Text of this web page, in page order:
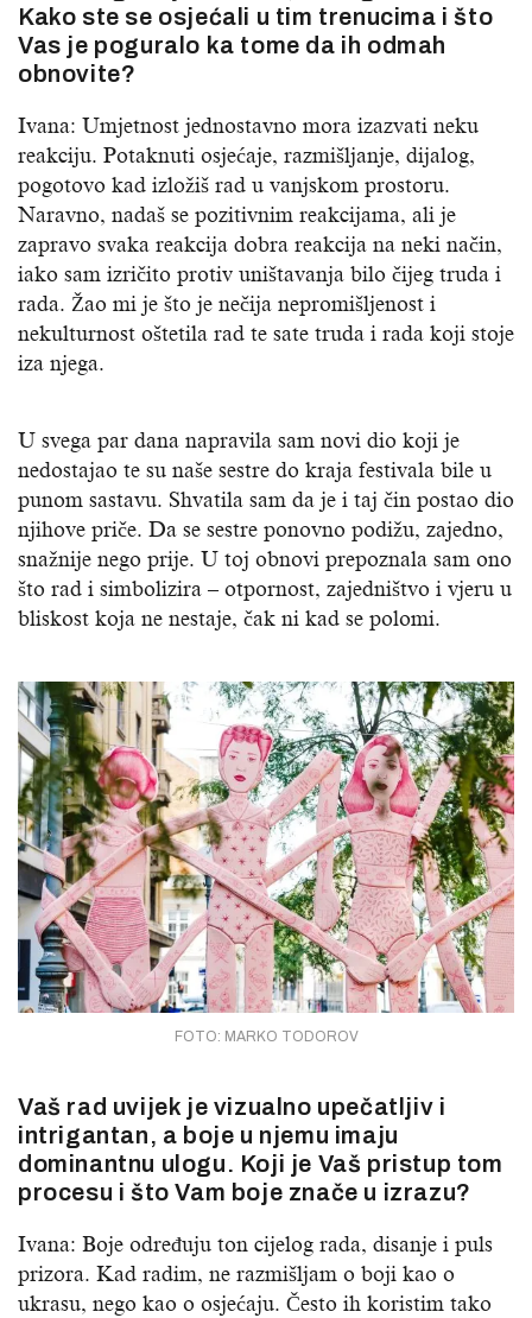
Kako ste se osjećali u tim trenucima i što
Vas je poguralo ka tome da ih odmah
obnovite?
Ivana: Umjetnost jednostavno mora izazvati neku
reakciju. Potaknuti osjećaje, razmišljanje, dijalog,
pogotovo kad izložiš rad u vanjskom prostoru.
Naravno, nadaš se pozitivnim reakcijama, ali je
zapravo svaka reakcija dobra reakcija na neki način,
iako sam izričito protiv uništavanja bilo čijeg truda i
rada. Žao mi je što je nečija nepromišljenost i
nekulturnost oštetila rad te sate truda i rada koji stoje
iza njega.
U svega par dana napravila sam novi dio koji je
nedostajao te su naše sestre do kraja festivala bile u
punom sastavu. Shvatila sam da je i taj čin postao dio
njihove priče. Da se sestre ponovno podižu, zajedno,
snažnije nego prije. U toj obnovi prepoznala sam ono
što rad i simbolizira – otpornost, zajedništvo i vjeru u
bliskost koja ne nestaje, čak ni kad se polomi.
FOTO: MARKO TODOROV
Vaš rad uvijek je vizualno upečatljiv i
intrigantan, a boje u njemu imaju
dominantnu ulogu. Koji je Vaš pristup tom
procesu i što Vam boje znače u izrazu?
Ivana: Boje određuju ton cijelog rada, disanje i puls
prizora. Kad radim, ne razmišljam o boji kao o
ukrasu, nego kao o osjećaju. Često ih koristim tako